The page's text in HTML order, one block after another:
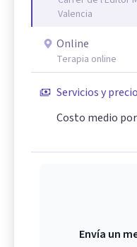
Valencia
Online
Terapia online
Servicios y
Costo medio
Envía un